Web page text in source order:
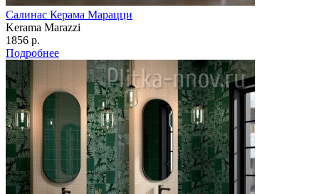
Салинас Керама Марацци
Kerama Marazzi
1856 р.
Подробнее